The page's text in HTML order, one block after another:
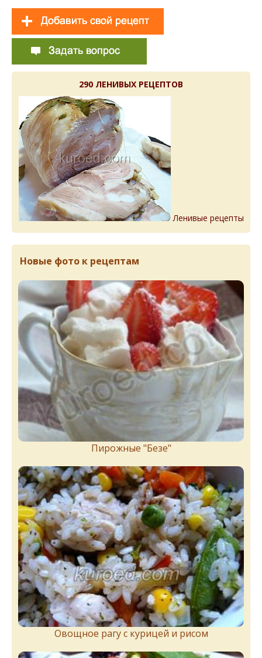
290 ЛЕНИВЫХ РЕЦЕПТОВ
Ленивые рецепты
Новые фото к рецептам
Пирожныe "Бeзe"
Овощное рагу с курицей и рисом